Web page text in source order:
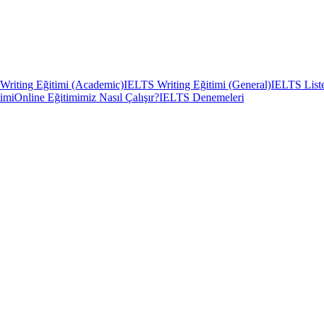
Eğitimi (Academic)IELTS Writing Eğitimi (General)IELTS
Online Eğitimimiz Nasıl Çalışır?IELTS Denemeleri